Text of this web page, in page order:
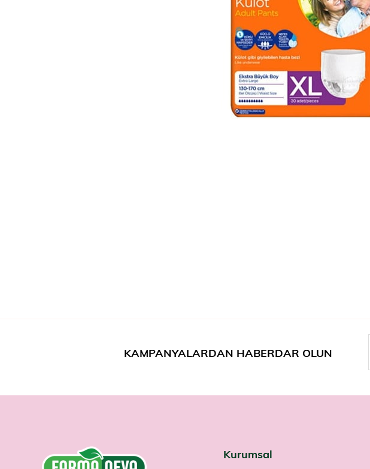
KAMPANYALARDAN HABERDAR OLUN
Kurumsal